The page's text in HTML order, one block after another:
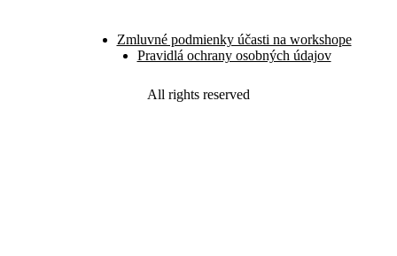
Zmluvné podmienky účasti na workshope
Pravidlá ochrany osobných údajov
All rights reserved